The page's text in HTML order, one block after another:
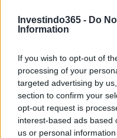
Investindo365 - Do
Information
If you wish to opt-out of
processing of your
targeted advertising by
section to confirm your
opt-out request is
interest-based ads based
us or personal